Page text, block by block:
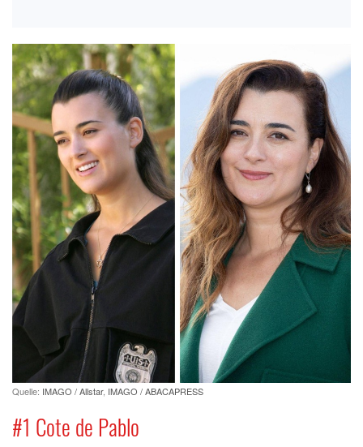
Quelle: IMAGO / Allstar, IMAGO / ABACAPRESS
#1 Cote de Pablo